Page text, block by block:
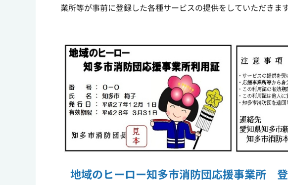
業所等が事前に登録した各種サービスの提供をしていただきます
地域のヒーロー知多市消防団応援事業所